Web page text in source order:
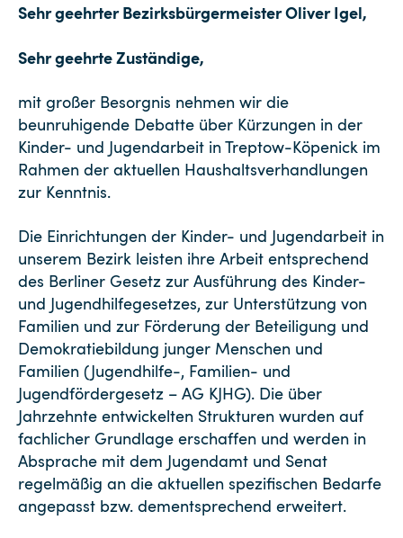
Sehr geehrter Bezirksbürgermeister Oliver Igel,
Sehr geehrte Zuständige,
mit großer Besorgnis nehmen wir die
beunruhigende Debatte über Kürzungen in der
Kinder- und Jugendarbeit in Treptow-Köpenick im
Rahmen der aktuellen Haushaltsverhandlungen
zur Kenntnis.
Die Einrichtungen der Kinder- und Jugendarbeit in
unserem Bezirk leisten ihre Arbeit entsprechend
des Berliner Gesetz zur Ausführung des Kinder-
und Jugendhilfegesetzes, zur Unterstützung von
Familien und zur Förderung der Beteiligung und
Demokratiebildung junger Menschen und
Familien (Jugendhilfe-, Familien- und
Jugendfördergesetz – AG KJHG). Die über
Jahrzehnte entwickelten Strukturen wurden auf
fachlicher Grundlage erschaffen und werden in
Absprache mit dem Jugendamt und Senat
regelmäßig an die aktuellen spezifischen Bedarfe
angepasst bzw. dementsprechend erweitert.